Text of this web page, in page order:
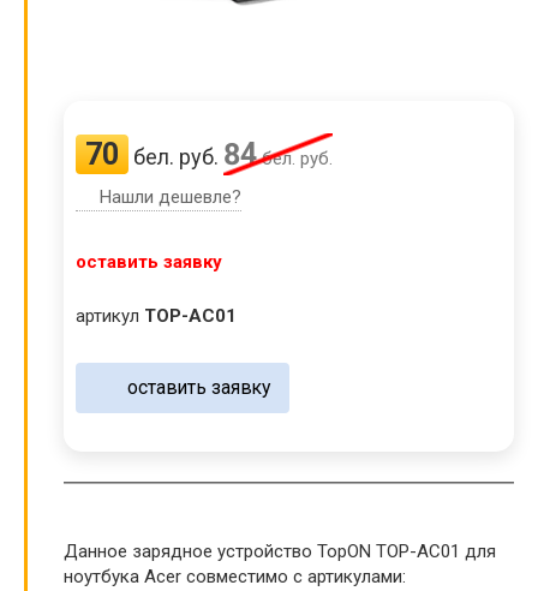
70 бел. руб. 84бел. руб.
Нашли дешевле?
оставить заявку
артикул TOP-AC01
оставить заявку
Данное зарядное устройство TopON TOP-AC01 для
ноутбука Acer совместимо с артикулами: